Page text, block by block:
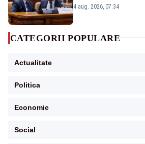
urmărind șobolani
4 aug. 2026, 07:34
CATEGORII POPULARE
Actualitate
Politica
Economie
Social